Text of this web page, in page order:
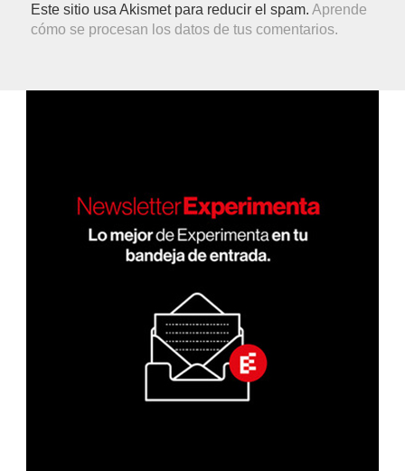
Este sitio usa Akismet para reducir el spam.Aprende
cómo se procesan los datos de tus comentarios.